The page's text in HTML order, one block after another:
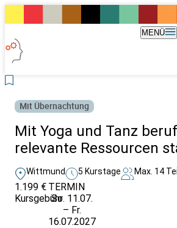
MENÜ
Mit Übernachtung
Mit Yoga und Tanz
relevante Ressourcen
Wittmund 5 Kurstage Max. 14
1.199 €
Kursgebühr
TERMIN
So. 11.07.
– Fr.
16.07.2027